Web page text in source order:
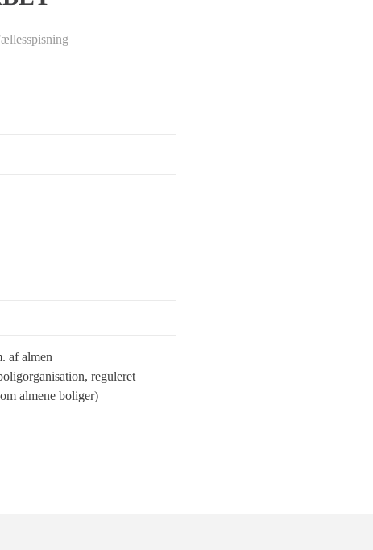
af almen
reguleret
almene boliger)